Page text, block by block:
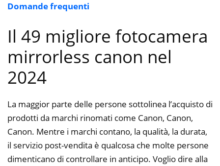
Domande frequenti
Il 49 migliore fotocamera
mirrorless canon nel
2024
La maggior parte delle persone sottolinea l’acquisto di
prodotti da marchi rinomati come Canon, Canon,
Canon. Mentre i marchi contano, la qualità, la durata,
il servizio post-vendita è qualcosa che molte persone
dimenticano di controllare in anticipo. Voglio dire alla